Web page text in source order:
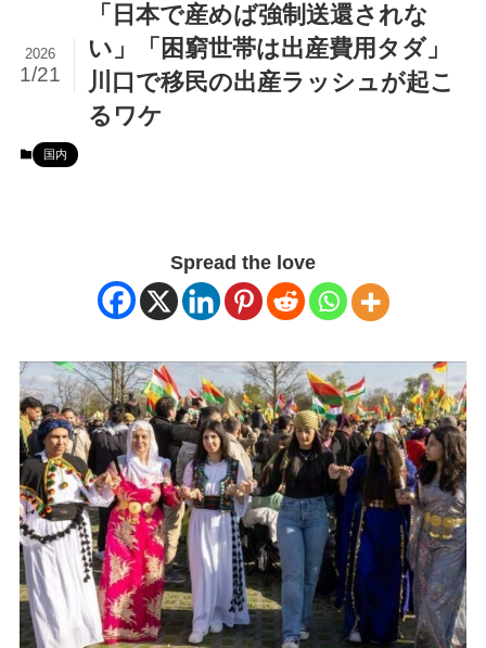
「日本で産めば強制送還されな
い」「困窮世帯は出産費用タダ」
川口で移民の出産ラッシュが起こ
るワケ
2026
1/21
国内
Spread the love